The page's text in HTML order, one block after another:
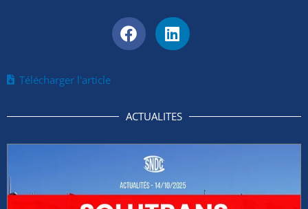
Télécharger l'article
ACTUALITES